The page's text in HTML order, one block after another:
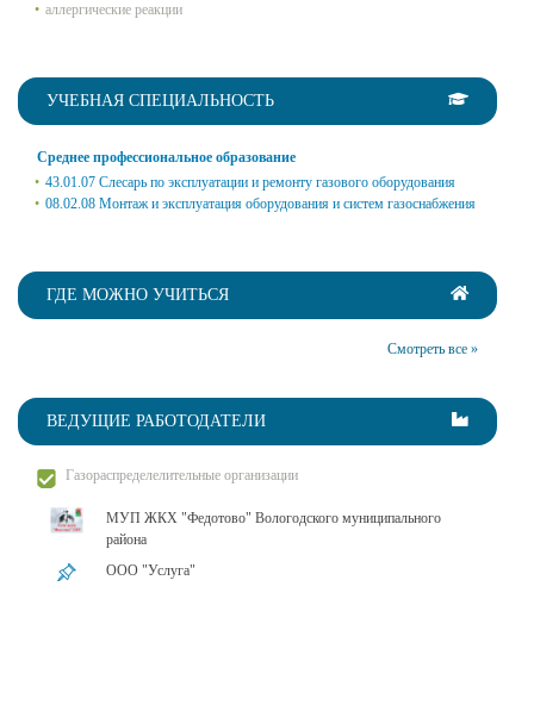
аллергические реакции
УЧЕБНАЯ СПЕЦИАЛЬНОСТЬ
Среднее профессиональное образование
43.01.07 Слесарь по эксплуатации и ремонту газового оборудования
08.02.08 Монтаж и эксплуатация оборудования и систем газоснабжения
ГДЕ МОЖНО УЧИТЬСЯ
Смотреть все »
ВЕДУЩИЕ РАБОТОДАТЕЛИ
Газораспределелительные организации
МУП ЖКХ "Федотово" Вологодского муниципального
района
ООО "Услуга"